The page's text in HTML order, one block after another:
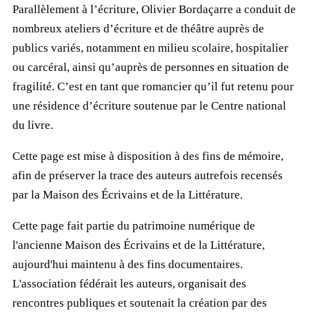
Parallèlement à l’écriture, Olivier Bordaçarre a conduit de
nombreux ateliers d’écriture et de théâtre auprès de
publics variés, notamment en milieu scolaire, hospitalier
ou carcéral, ainsi qu’auprès de personnes en situation de
fragilité. C’est en tant que romancier qu’il fut retenu pour
une résidence d’écriture soutenue par le Centre national
du livre.
Cette page est mise à disposition à des fins de mémoire,
afin de préserver la trace des auteurs autrefois recensés
par la Maison des Écrivains et de la Littérature.
Cette page fait partie du patrimoine numérique de
l'ancienne Maison des Écrivains et de la Littérature,
aujourd'hui maintenu à des fins documentaires.
L'association fédérait les auteurs, organisait des
rencontres publiques et soutenait la création par des